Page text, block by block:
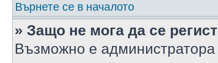
Върнете се в началото
» Защо не мога да се
Възможно е